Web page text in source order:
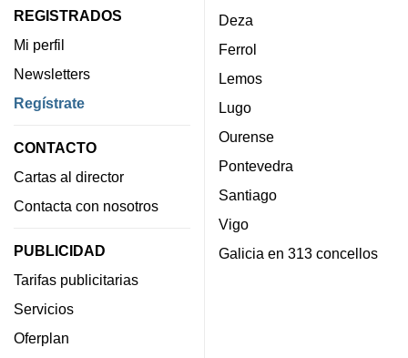
REGISTRADOS
Mi perfil
Newsletters
Regístrate
CONTACTO
Cartas al director
Contacta con nosotros
PUBLICIDAD
Tarifas publicitarias
Servicios
Oferplan
Deza
Ferrol
Lemos
Lugo
Ourense
Pontevedra
Santiago
Vigo
Galicia en 313 concellos